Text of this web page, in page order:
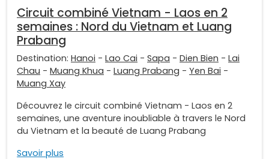
Circuit combiné Vietnam - Laos en 2
semaines : Nord du Vietnam et Luang
Prabang
Destination: Hanoi - Lao Cai - Sapa - Dien Bien - Lai
Chau - Muang Khua - Luang Prabang - Yen Bai -
Muang Xay
Découvrez le circuit combiné Vietnam - Laos en 2
semaines, une aventure inoubliable à travers le Nord
du Vietnam et la beauté de Luang Prabang
Savoir plus